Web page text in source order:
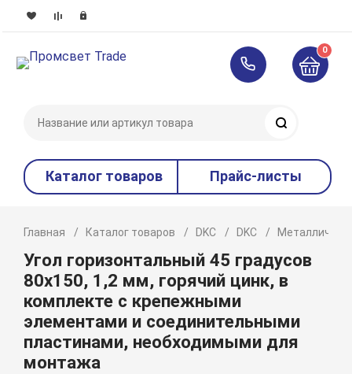
0
Каталог товаров Прайс-листы
Главная Каталог товаров DKC DKC
Угол горизонтальный 45 градусов
80х150, 1,2 мм, горячий цинк, в
комплекте с крепежными
элементами и соединительными
пластинами, необходимыми для
монтажа